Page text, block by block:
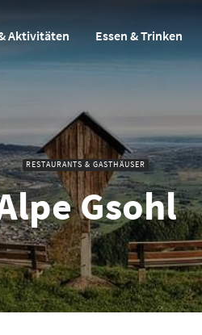
Aktivitäten Essen & Trinken
RESTAURANTS & GASTHÄUSER
Gsohl